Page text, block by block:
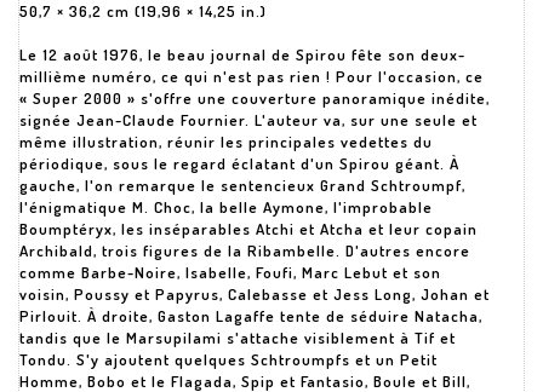
50,7 × 36,2 cm (19,96 × 14,25 in.)
Le 12 août 1976, le beau journal de Spirou fête son deux-
millième numéro, ce qui n'est pas rien ! Pour l'occasion, ce
« Super 2000 » s'offre une couverture panoramique inédite,
signée Jean-Claude Fournier. L'auteur va, sur une seule et
même illustration, réunir les principales vedettes du
périodique, sous le regard éclatant d'un Spirou géant. À
gauche, l'on remarque le sentencieux Grand Schtroumpf,
l'énigmatique M. Choc, la belle Aymone, l'improbable
Boumptéryx, les inséparables Atchi et Atcha et leur copain
Archibald, trois figures de la Ribambelle. D'autres encore
comme Barbe-Noire, Isabelle, Foufi, Marc Lebut et son
voisin, Poussy et Papyrus, Calebasse et Jess Long, Johan et
Pirlouit. À droite, Gaston Lagaffe tente de séduire Natacha,
tandis que le Marsupilami s'attache visiblement à Tif et
Tondu. S'y ajoutent quelques Schtroumpfs et un Petit
Homme, Bobo et le Flagada, Spip et Fantasio, Boule et Bill,